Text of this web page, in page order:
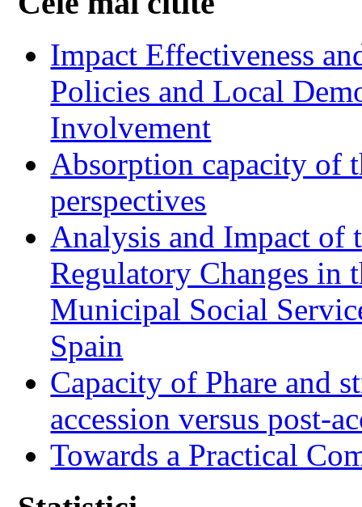
Impact Effectiveness
Policies and Local
Involvement
Absorption capacity of
perspectives
Analysis and Impact of
Regulatory Changes in
Municipal Social
Spain
Capacity of Phare and
accession versus post-
Towards a Practical